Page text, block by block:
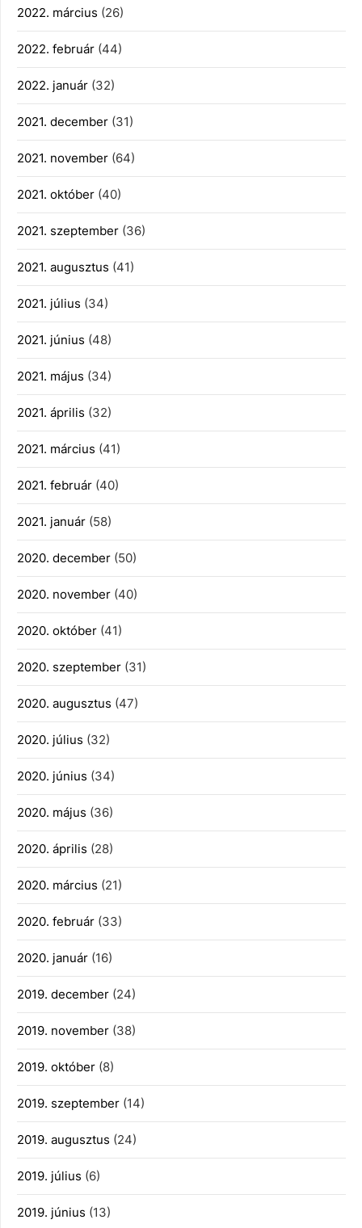
2022. március (26)
2022. február (44)
2022. január (32)
2021. december (31)
2021. november (64)
2021. október (40)
2021. szeptember (36)
2021. augusztus (41)
2021. július (34)
2021. június (48)
2021. május (34)
2021. április (32)
2021. március (41)
2021. február (40)
2021. január (58)
2020. december (50)
2020. november (40)
2020. október (41)
2020. szeptember (31)
2020. augusztus (47)
2020. július (32)
2020. június (34)
2020. május (36)
2020. április (28)
2020. március (21)
2020. február (33)
2020. január (16)
2019. december (24)
2019. november (38)
2019. október (8)
2019. szeptember (14)
2019. augusztus (24)
2019. július (6)
2019. június (13)